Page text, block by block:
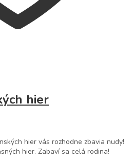
hier
hier vás rozhodne zbavia nudy!
hier. Zabaví sa celá rodina!